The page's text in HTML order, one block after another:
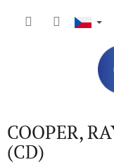
COOPER,
(CD)